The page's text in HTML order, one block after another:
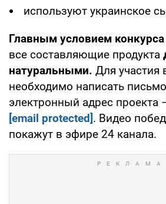
используют украинское
Главным условием конкурса
все составляющие продукта
натуральными. Для участия
необходимо написать
электронный адрес проекта
[email protected]. Видео
покажут в эфире 24 канала.